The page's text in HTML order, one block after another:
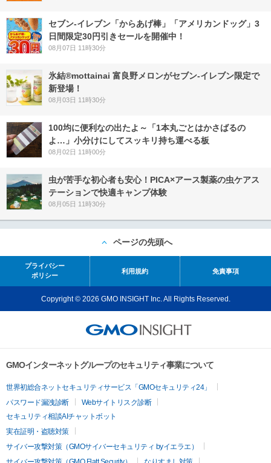
セブン‐イレブン「からあげ棒」「アメリカンドッグ」3
日間限定30円引きセールを開催中！
08月07日 11時30分
氷結®mottainai 富良野メロンがセブン‐イレブン限定で
新登場！
08月03日 11時30分
100均に便利なの出たよ～「1本丸ごとはかさばるの
よ…」小分けにしてスッキリ持ち運べる板
08月02日 11時00分
虫が苦手な初心者も安心！PICA×アース製薬の虫ケアス
テーションで快適キャンプ体験
08月05日 11時30分
ページの先頭へ
プライバシー
ポリシー
利用規約 免責事項
Copyright © 2026 GMO INSIGHT Inc. All Rights Reserved.
GMOインターネットグループのセキュリティ事業について
世界初総合ネットセキュリティサービス「GMOセキュリティ24」
パスワード漏洩診断
Webサイトリスク診断
セキュリティ相談AIチャットボット
実在証明・盗聴対策
サイバー攻撃対策（GMOサイバーセキュリティ byイエラエ）